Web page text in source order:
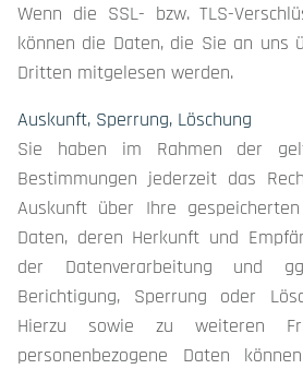
Wenn die SSL- bzw. TLS-
können die Daten, die Sie an uns
Dritten mitgelesen werden.
Auskunft, Sperrung, Löschung
Sie haben im Rahmen der
Bestimmungen jederzeit das
Auskunft über Ihre gespeicherten
Daten, deren Herkunft und
der Datenverarbeitung und
Berichtigung, Sperrung oder
Hierzu sowie zu weiteren
personenbezogene Daten